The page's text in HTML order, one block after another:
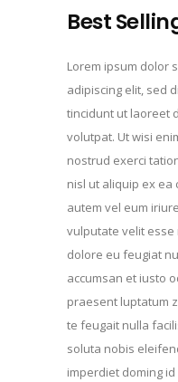
Best
Lorem ipsum dolor
adipiscing elit, sed
tincidunt ut laoreet
volutpat. Ut wisi
nostrud exerci
nisl ut aliquip ex ea
autem vel eum
vulputate velit esse
dolore eu feugiat
accumsan et iusto
praesent luptatum
te feugait nulla
soluta nobis
imperdiet doming